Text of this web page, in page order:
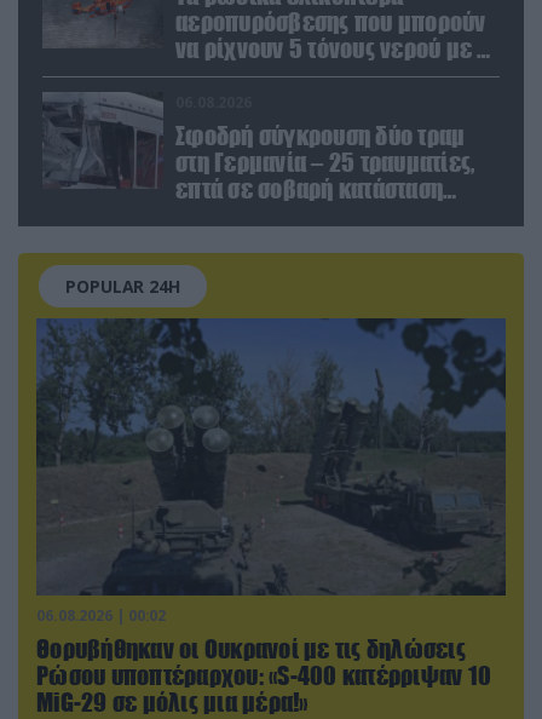
αεροπυρόσβεσης που μπορούν
να ρίχνουν 5 τόνους νερού με 8
μποφόρ
Σφοδρή σύγκρουση δύο τραμ
στη Γερμανία – 25 τραυματίες,
επτά σε σοβαρή κατάσταση
POPULAR 24H
06.08.2026 | 00:02
Θορυβήθηκαν οι Ουκρανοί με τις δηλώσεις
Ρώσου υποπτέραρχου: «S-400 κατέρριψαν 10
MiG-29 σε μόλις μια μέρα!»